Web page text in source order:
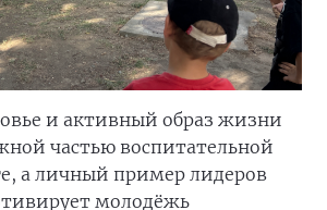
и активный образ жизни
частью воспитательной
а личный пример лидеров
молодёжь